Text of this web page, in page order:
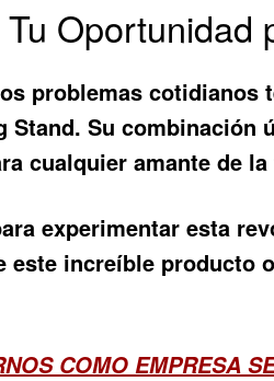
Oportunidad
problemas cotidianos
Stand. Su combinación
cualquier amante de
experimentar esta
este increíble producto
COMO EMPRESA